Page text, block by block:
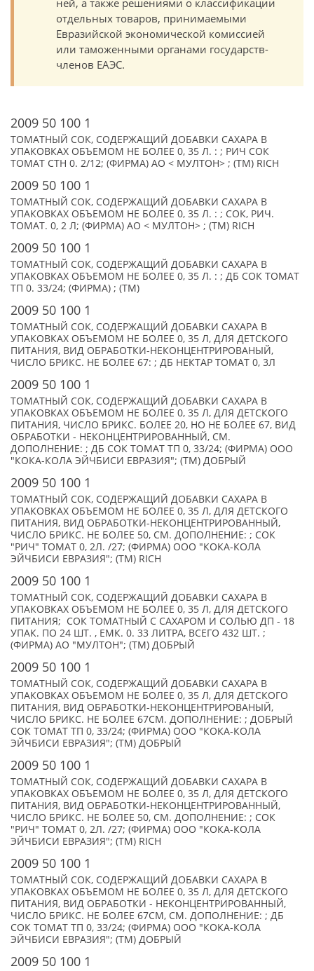
ней, а также решениями о классификации
отдельных товаров, принимаемыми
Евразийской экономической комиссией
или таможенными органами государств-
членов ЕАЭС.
2009 50 100 1
ТОМАТНЫЙ СОК, СОДЕРЖАЩИЙ ДОБАВКИ САХАРА В
УПАКОВКАХ ОБЪЕМОМ НЕ БОЛЕЕ 0, 35 Л. : ; РИЧ СОК
TOMAT CTH 0. 2/12; (ФИРМА) АО < МУЛТОН> ; (TM) RICH
2009 50 100 1
ТОМАТНЫЙ СОК, СОДЕРЖАЩИЙ ДОБАВКИ САХАРА В
УПАКОВКАХ ОБЪЕМОМ НЕ БОЛЕЕ 0, 35 Л. : ; СОК, РИЧ.
ТОМАТ. 0, 2 Л; (ФИРМА) АО < МУЛТОН> ; (TM) RICH
2009 50 100 1
ТОМАТНЫЙ СОК, СОДЕРЖАЩИЙ ДОБАВКИ САХАРА В
УПАКОВКАХ ОБЪЕМОМ НЕ БОЛЕЕ 0, 35 Л. : ; ДБ СОК ТОМАТ
ТП 0. 33/24; (ФИРМА) ; (TM)
2009 50 100 1
ТОМАТНЫЙ СОК, СОДЕРЖАЩИЙ ДОБАВКИ САХАРА В
УПАКОВКАХ ОБЪЕМОМ НЕ БОЛЕЕ 0, 35 Л, ДЛЯ ДЕТСКОГО
ПИТАНИЯ, ВИД ОБРАБОТКИ-НЕКОНЦЕНТРИРОВАНЫЙ,
ЧИСЛО БРИКС. НЕ БОЛЕЕ 67: ; ДБ НЕКТАР ТОМАТ 0, 3Л
2009 50 100 1
ТОМАТНЫЙ СОК, СОДЕРЖАЩИЙ ДОБАВКИ САХАРА В
УПАКОВКАХ ОБЪЕМОМ НЕ БОЛЕЕ 0, 35 Л, ДЛЯ ДЕТСКОГО
ПИТАНИЯ, ЧИСЛО БРИКС. БОЛЕЕ 20, НО НЕ БОЛЕЕ 67, ВИД
ОБРАБОТКИ - НЕКОНЦЕНТРИРОВАННЫЙ, СМ.
ДОПОЛНЕНИЕ: ; ДБ СОК ТОМАТ ТП 0, 33/24; (ФИРМА) ООО
"КОКА-КОЛА ЭЙЧБИСИ ЕВРАЗИЯ"; (TM) ДОБРЫЙ
2009 50 100 1
ТОМАТНЫЙ СОК, СОДЕРЖАЩИЙ ДОБАВКИ САХАРА В
УПАКОВКАХ ОБЪЕМОМ НЕ БОЛЕЕ 0, 35 Л, ДЛЯ ДЕТСКОГО
ПИТАНИЯ, ВИД ОБРАБОТКИ-НЕКОНЦЕНТРИРОВАННЫЙ,
ЧИСЛО БРИКС. НЕ БОЛЕЕ 50, СМ. ДОПОЛНЕНИЕ: ; СОК
"РИЧ" ТОМАТ 0, 2Л. /27; (ФИРМА) ООО "КОКА-КОЛА
ЭЙЧБИСИ ЕВРАЗИЯ"; (TM) RICH
2009 50 100 1
ТОМАТНЫЙ СОК, СОДЕРЖАЩИЙ ДОБАВКИ САХАРА В
УПАКОВКАХ ОБЪЕМОМ НЕ БОЛЕЕ 0, 35 Л, ДЛЯ ДЕТСКОГО
ПИТАНИЯ; СОК ТОМАТНЫЙ С САХАРОМ И СОЛЬЮ ДП - 18
УПАК. ПО 24 ШТ. , ЕМК. 0. 33 ЛИТРА, ВСЕГО 432 ШТ. ;
(ФИРМА) АО "МУЛТОН"; (TM) ДОБРЫЙ
2009 50 100 1
ТОМАТНЫЙ СОК, СОДЕРЖАЩИЙ ДОБАВКИ САХАРА В
УПАКОВКАХ ОБЪЕМОМ НЕ БОЛЕЕ 0, 35 Л, ДЛЯ ДЕТСКОГО
ПИТАНИЯ, ВИД ОБРАБОТКИ-НЕКОНЦЕНТРИРОВАНЫЙ,
ЧИСЛО БРИКС. НЕ БОЛЕЕ 67СМ. ДОПОЛНЕНИЕ: ; ДОБРЫЙ
СОК ТОМАТ ТП 0, 33/24; (ФИРМА) ООО "КОКА-КОЛА
ЭЙЧБИСИ ЕВРАЗИЯ"; (TM) ДОБРЫЙ
2009 50 100 1
ТОМАТНЫЙ СОК, СОДЕРЖАЩИЙ ДОБАВКИ САХАРА В
УПАКОВКАХ ОБЪЕМОМ НЕ БОЛЕЕ 0, 35 Л, ДЛЯ ДЕТСКОГО
ПИТАНИЯ, ВИД ОБРАБОТКИ-НЕКОНЦЕНТРИРОВАННЫЙ,
ЧИСЛО БРИКС. НЕ БОЛЕЕ 50, СМ. ДОПОЛНЕНИЕ: ; СОК
"РИЧ" ТОМАТ 0, 2Л. /27; (ФИРМА) ООО "КОКА-КОЛА
ЭЙЧБИСИ ЕВРАЗИЯ"; (TM) RICH
2009 50 100 1
ТОМАТНЫЙ СОК, СОДЕРЖАЩИЙ ДОБАВКИ САХАРА В
УПАКОВКАХ ОБЪЕМОМ НЕ БОЛЕЕ 0, 35 Л, ДЛЯ ДЕТСКОГО
ПИТАНИЯ, ВИД ОБРАБОТКИ - НЕКОНЦЕНТРИРОВАННЫЙ,
ЧИСЛО БРИКС. НЕ БОЛЕЕ 67СМ, СМ. ДОПОЛНЕНИЕ: ; ДБ
СОК ТОМАТ ТП 0, 33/24; (ФИРМА) ООО "КОКА-КОЛА
ЭЙЧБИСИ ЕВРАЗИЯ"; (TM) ДОБРЫЙ
2009 50 100 1